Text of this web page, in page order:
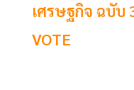
เศรษฐกิจ ฉบับ
VOTE